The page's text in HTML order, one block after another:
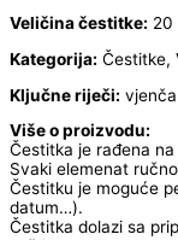
Veličina čestitke: 20
Kategorija: Čestitke,
Ključne riječi:
Više o proizvodu:
Čestitka je rađena
Svaki elemenat
Čestitku je moguće
datum…).
Čestitka dolazi sa